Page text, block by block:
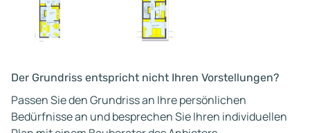
Der Grundriss entspricht nicht Ihren Vorstellungen?
Passen Sie den Grundriss an Ihre persönlichen
Bedürfnisse an und besprechen Sie Ihren individuellen